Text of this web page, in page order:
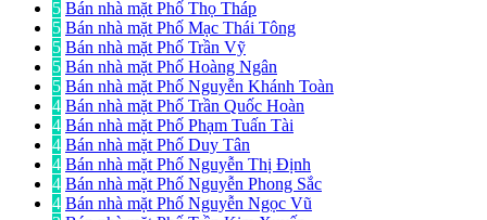
5 Bán nhà mặt Phố Thọ Tháp
5 Bán nhà mặt Phố Mạc Thái Tông
5 Bán nhà mặt Phố Trần Vỹ
5 Bán nhà mặt Phố Hoàng Ngân
5 Bán nhà mặt Phố Nguyễn Khánh Toàn
4 Bán nhà mặt Phố Trần Quốc Hoàn
4 Bán nhà mặt Phố Phạm Tuấn Tài
4 Bán nhà mặt Phố Duy Tân
4 Bán nhà mặt Phố Nguyễn Thị Định
4 Bán nhà mặt Phố Nguyễn Phong Sắc
4 Bán nhà mặt Phố Nguyễn Ngọc Vũ